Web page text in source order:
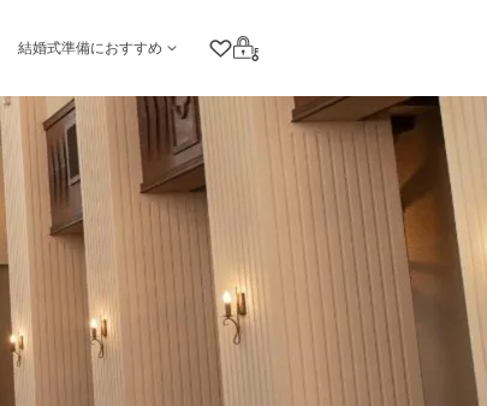
結婚式準備におすすめ
クリップリスト
ログイン